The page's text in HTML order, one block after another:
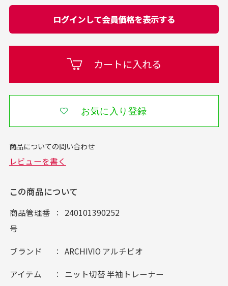
ログインして会員価格を表示する
カートに入れる
お気に入り登録
この商品について
商品管理番
号
240101390252
ブランド ARCHIVIO アルチビオ
アイテム ニット切替 半袖トレーナー